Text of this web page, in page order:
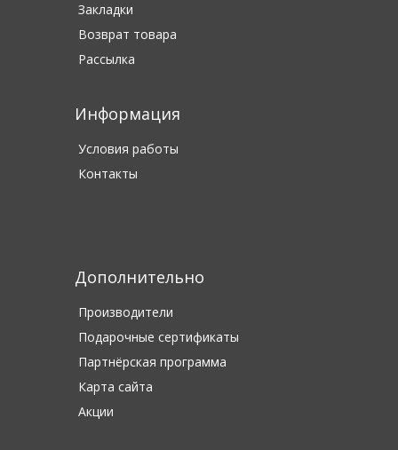
Закладки
Возврат товара
Рассылка
Информация
Условия работы
Контакты
Дополнительно
Производители
Подарочные сертификаты
Партнёрская программа
Карта сайта
Акции